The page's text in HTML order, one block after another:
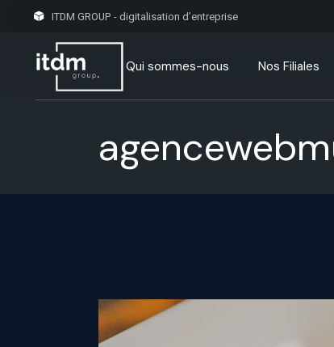
ITDM GROUP - digitalisation d’entreprise
Qui sommes-nous
Notre Histoire
Nos Filiales